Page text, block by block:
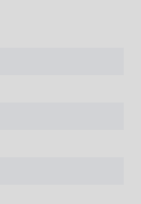
de boom het uiterlijk heeft
toepassing.